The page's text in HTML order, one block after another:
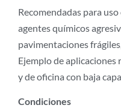
Recomendadas para
agentes químicos
pavimentaciones
Ejemplo de aplicaciones
y de oficina con baja
Condiciones